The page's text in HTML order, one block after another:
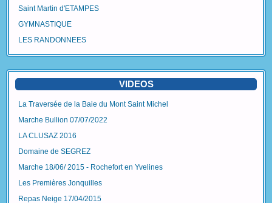
Saint Martin d'ETAMPES
GYMNASTIQUE
LES RANDONNEES
VIDEOS
La Traversée de la Baie du Mont Saint Michel
Marche Bullion 07/07/2022
LA CLUSAZ 2016
Domaine de SEGREZ
Marche 18/06/ 2015 - Rochefort en Yvelines
Les Premières Jonquilles
Repas Neige 17/04/2015